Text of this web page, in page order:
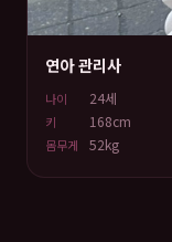
연아 관리사
나이 24세
키 168cm
몸무게 52kg